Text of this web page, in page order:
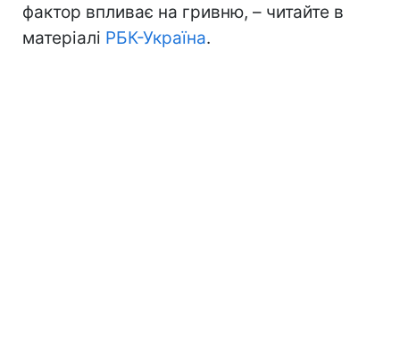
фактор впливає на гривню, – читайте в
матеріалі РБК-Україна.